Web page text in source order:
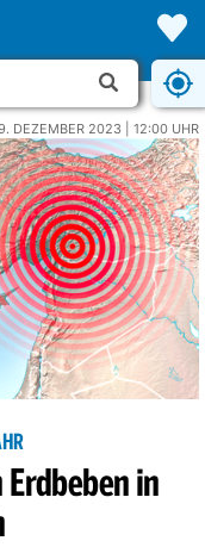
DEZEMBER 2023 | 12:00 UHR
in